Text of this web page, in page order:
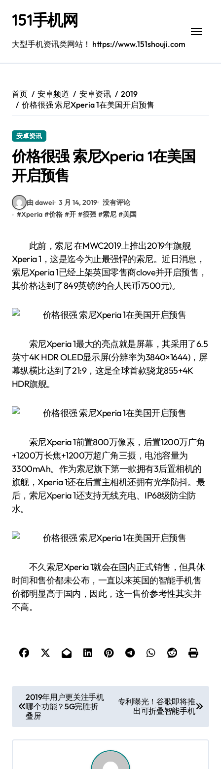
151手机网
大型手机资讯类网站！ https://www.151shouji.com
首页 安卓频道 安卓资讯
2019
价格很强 索尼Xperia 1在美国开启预售
安卓资讯
价格很强 索尼Xperia 1在美国
开启预售
由 dawei 3 月 14, 2019 没有评论
#Xperia #价格 #开 #很强 #索尼 #美国
此前，索尼 在MWC2019上推出2019年旗舰
Xperia 1，这是迄今为止最强悍的索尼。近日消息，
索尼Xperia 1已经上架英国零售商clove并开启预售，
其价格达到了849英镑(约合人民币7500元)。
索尼Xperia 1最大的亮点就是屏幕，其采用了6.5
英寸4K HDR OLED显示屏(分辨率为3840×1644)，屏
幕纵横比达到了21:9，这是全球首款骁龙855+4K
HDR旗舰。
索尼Xperia 1前置800万像素，后置1200万广角
+1200万长焦+1200万超广角三摄，电池容量为
3300mAh。作为索尼旗下第一款拥有3后置相机的
旗舰，Xperia 1还在后置主相机还拥有光学防抖。最
后，索尼Xperia 1还支持无线充电、IP68级防尘防
水。
不久索尼Xperia 1就会在国内正式销售，但具体
时间和售价都未公布，一直以来英国的智能手机售
价都明显高于国内，因此，这一售价参考性其实并
不高。
章
导
航
2019年用户更关注手机
哪个功能？5G完胜折
叠屏
专利曝光！谷歌即将推
出可折叠智能手机